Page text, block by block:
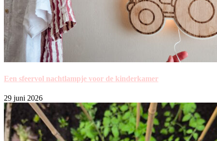
Een sfeervol nachtlampje voor de kinderkamer
29 juni 2026